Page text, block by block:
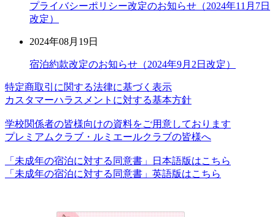
プライバシーポリシー改定のお知らせ（2024年11月7日
改定）
2024年08月19日
宿泊約款改定のお知らせ（2024年9月2日改定）
特定商取引に関する法律に基づく表示
カスタマーハラスメントに対する基本方針
学校関係者の皆様向けの資料をご用意しております
プレミアムクラブ・ルミエールクラブの皆様へ
「未成年の宿泊に対する同意書」日本語版はこちら
「未成年の宿泊に対する同意書」英語版はこちら